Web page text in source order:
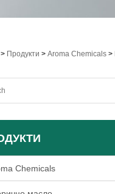
> Продукти > Aroma Chemicals >
Chemicals